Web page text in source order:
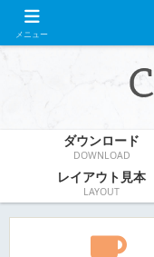
ダウンロード
DOWNLOAD
レイアウト見本
LAYOUT
メニュー